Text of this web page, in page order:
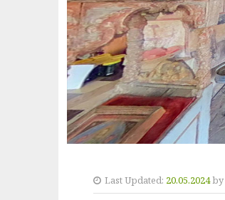
Last Updated: 20.05.2024by